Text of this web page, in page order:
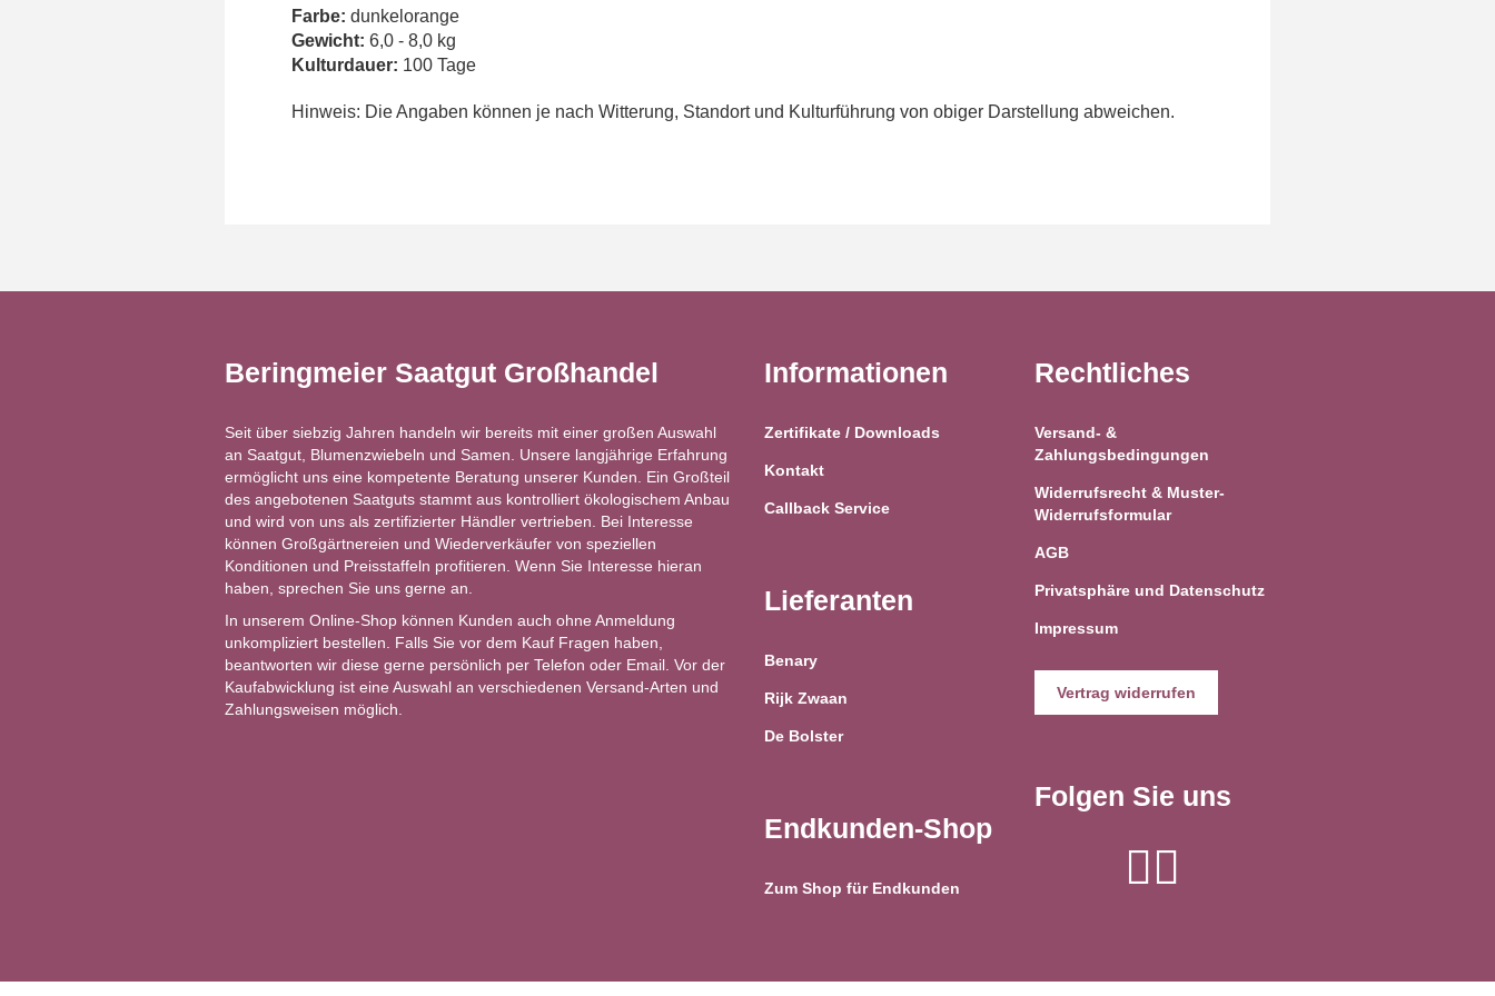
Farbe: dunkelorange
Gewicht: 6,0 - 8,0 kg
Kulturdauer: 100 Tage
Hinweis: Die Angaben können je nach Witterung, Standort und Kulturführung von obiger Darstellung abweichen.
Beringmeier Saatgut Großhandel
Seit über siebzig Jahren handeln wir bereits mit einer großen Auswahl
an Saatgut, Blumenzwiebeln und Samen. Unsere langjährige Erfahrung
ermöglicht uns eine kompetente Beratung unserer Kunden. Ein Großteil
des angebotenen Saatguts stammt aus kontrolliert ökologischem Anbau
und wird von uns als zertifizierter Händler vertrieben. Bei Interesse
können Großgärtnereien und Wiederverkäufer von speziellen
Konditionen und Preisstaffeln profitieren. Wenn Sie Interesse hieran
haben, sprechen Sie uns gerne an.
In unserem Online-Shop können Kunden auch ohne Anmeldung
unkompliziert bestellen. Falls Sie vor dem Kauf Fragen haben,
beantworten wir diese gerne persönlich per Telefon oder Email. Vor der
Kaufabwicklung ist eine Auswahl an verschiedenen Versand-Arten und
Zahlungsweisen möglich.
Informationen
Zertifikate / Downloads
Kontakt
Callback Service
Lieferanten
Benary
Rijk Zwaan
De Bolster
Endkunden-Shop
Zum Shop für Endkunden
Rechtliches
Versand- &
Zahlungsbedingungen
Widerrufsrecht & Muster-
Widerrufsformular
AGB
Privatsphäre und Datenschutz
Impressum
Vertrag widerrufen
Folgen Sie uns